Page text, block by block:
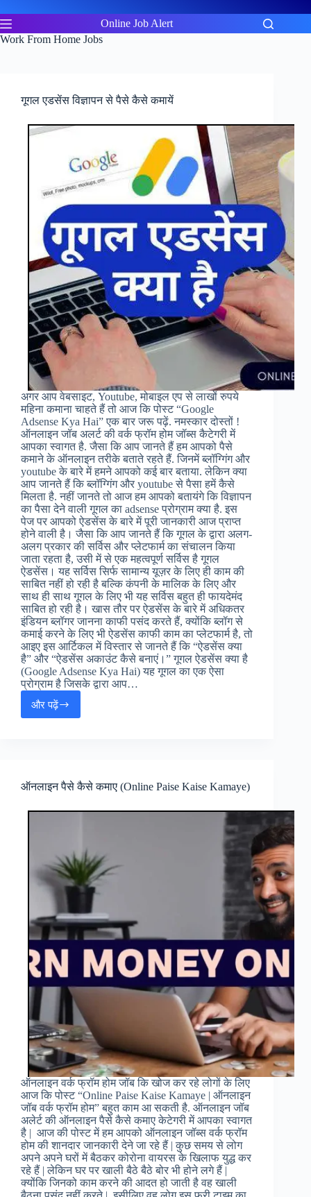
to
content
Online Job Alert
Work From Home Jobs
गूगल एडसेंस विज्ञापन से पैसे कैसे कमायें
अगर आप वेबसाइट, Youtube, मोबाइल एप से लाखों रुपये
महिना कमाना चाहते हैं तो आज कि पोस्ट “Google
Adsense Kya Hai” एक बार जरू पढ़ें. नमस्कार दोस्तों !
ऑनलाइन जॉब अलर्ट की वर्क फ्रॉम होम जॉब्स कैटेगरी में
आपका स्वागत है. जैसा कि आप जानते हैं हम आपको पैसे
कमाने के ऑनलाइन तरीके बताते रहते हैं. जिनमें ब्लॉग्गिंग और
youtube के बारे में हमने आपको कई बार बताया. लेकिन क्या
आप जानते हैं कि ब्लॉग्गिंग और youtube से पैसा हमें कैसे
मिलता है. नहीं जानते तो आज हम आपको बतायंगे कि विज्ञापन
का पैसा देने वाली गूगल का adsense प्रोग्राम क्या है. इस
पेज पर आपको ऐडसेंस के बारे में पूरी जानकारी आज प्राप्त
होने वाली है। जैसा कि आप जानते हैं कि गूगल के द्वारा अलग-
अलग प्रकार की सर्विस और प्लेटफार्म का संचालन किया
जाता रहता है, उसी में से एक महत्वपूर्ण सर्विस है गूगल
ऐडसेंस। यह सर्विस सिर्फ सामान्य यूज़र के लिए ही काम की
साबित नहीं हो रही है बल्कि कंपनी के मालिक के लिए और
साथ ही साथ गूगल के लिए भी यह सर्विस बहुत ही फायदेमंद
साबित हो रही है। खास तौर पर ऐडसेंस के बारे में अधिकतर
इंडियन ब्लॉगर जानना काफी पसंद करते हैं, क्योंकि ब्लॉग से
कमाई करने के लिए भी ऐडसेंस काफी काम का प्लेटफार्म है, तो
आइए इस आर्टिकल में विस्तार से जानते हैं कि “ऐडसेंस क्या
है” और “ऐडसेंस अकाउंट कैसे बनाएं।” गूगल ऐडसेंस क्या है
(Google Adsense Kya Hai) यह गूगल का एक ऐसा
प्रोग्राम है जिसके द्वारा आप…
और पढ़ेंगूगल
कमायें
ऑनलाइन पैसे कैसे कमाए (Online Paise Kaise Kamaye)
ऑनलाइन वर्क फ्रॉम होम जॉब कि खोज कर रहे लोगों के लिए
आज कि पोस्ट “Online Paise Kaise Kamaye | ऑनलाइन
जॉब वर्क फ्रॉम होम” बहुत काम आ सकती है. ऑनलाइन जॉब
अलेर्ट की ऑनलाइन पैसे कैसे कमाए केटेगरी में आपका स्वागत
है | आज की पोस्ट में हम आपको ऑनलाइन जॉब्स वर्क फ्रॉम
होम की शानदार जानकारी देने जा रहे हैं | कुछ समय से लोग
अपने अपने घरों में बैठकर कोरोना वायरस के खिलाफ युद्ध कर
रहे हैं | लेकिन घर पर खाली बैठे बैठे बोर भी होने लगे हैं |
क्योंकि जिनको काम करने की आदत हो जाती है वह खाली